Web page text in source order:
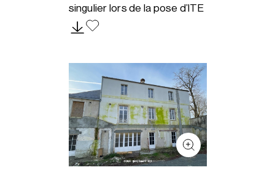
singulier lors de la pose d’ITE